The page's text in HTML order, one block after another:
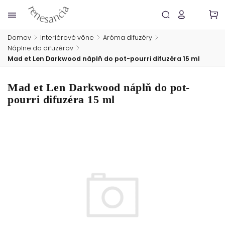
Domov / Interiérové vône / Aróma difuzéry /
Náplne do difuzérov /
Mad et Len Darkwood náplň do pot-pourri difuzéra 15 ml
Mad et Len Darkwood náplň do pot-
pourri difuzéra 15 ml